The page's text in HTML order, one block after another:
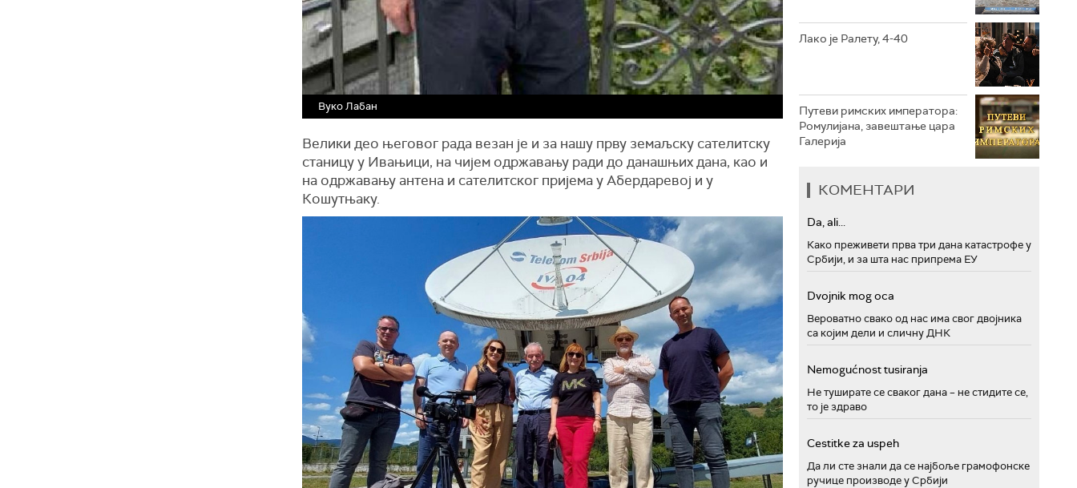
Вуко Лабан
Велики део његовог рада везан је и за нашу прву земаљску сателитску
станицу у Ивањици, на чијем одржавању ради до данашњих дана, као и
на одржавању антена и сателитског пријема у Абердаревој и у
Кошутњаку.
Лако је Ралету, 4-40
Путеви римских императора:
Ромулијана, завештање цара
Галерија
КОМЕНТАРИ
Da, ali...
Како преживети прва три дана катастрофе у
Србији, и за шта нас припрема ЕУ
Dvojnik mog oca
Вероватно свако од нас има свог двојника
са којим дели и сличну ДНК
Nemogućnost tusiranja
Не туширате се сваког дана – не стидите се,
то је здраво
Cestitke za uspeh
Да ли сте знали да се најбоље грамофонске
ручице производе у Србији